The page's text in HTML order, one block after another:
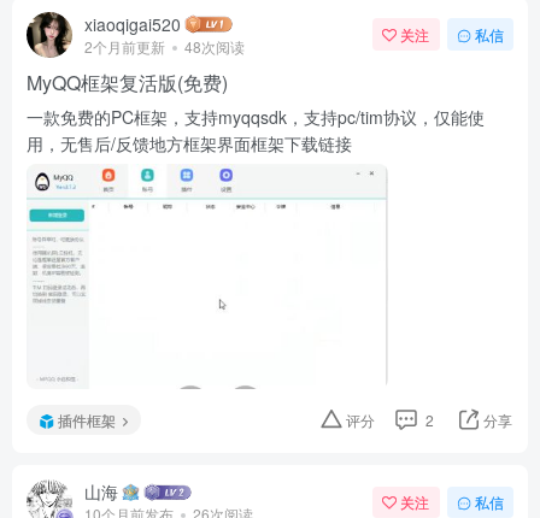
xiaoqigai520
2个月前更新 48次阅读
关注 私信
MyQQ框架复活版(免费)
一款免费的PC框架，支持myqqsdk，支持pc/tim协议，仅能使
用，无售后/反馈地方框架界面框架下载链接
插件框架 评分 2 分享
山海 关注 私信